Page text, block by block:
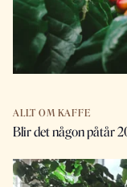
ALLT OM KAFFE
Blir det någon påtår